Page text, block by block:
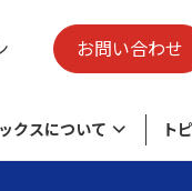
クスについて ト
お問い合わせ